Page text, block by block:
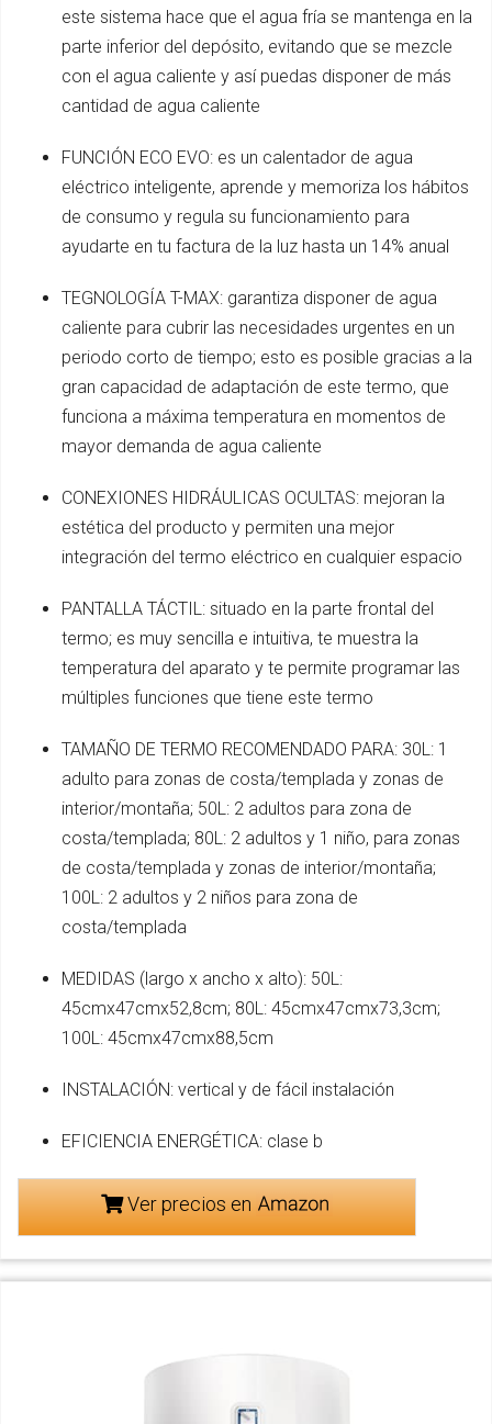
este sistema hace que el agua fría se mantenga en la
parte inferior del depósito, evitando que se mezcle
con el agua caliente y así puedas disponer de más
cantidad de agua caliente
FUNCIÓN ECO EVO: es un calentador de agua
eléctrico inteligente, aprende y memoriza los hábitos
de consumo y regula su funcionamiento para
ayudarte en tu factura de la luz hasta un 14% anual
TEGNOLOGÍA T-MAX: garantiza disponer de agua
caliente para cubrir las necesidades urgentes en un
periodo corto de tiempo; esto es posible gracias a la
gran capacidad de adaptación de este termo, que
funciona a máxima temperatura en momentos de
mayor demanda de agua caliente
CONEXIONES HIDRÁULICAS OCULTAS: mejoran la
estética del producto y permiten una mejor
integración del termo eléctrico en cualquier espacio
PANTALLA TÁCTIL: situado en la parte frontal del
termo; es muy sencilla e intuitiva, te muestra la
temperatura del aparato y te permite programar las
múltiples funciones que tiene este termo
TAMAÑO DE TERMO RECOMENDADO PARA: 30L: 1
adulto para zonas de costa/templada y zonas de
interior/montaña; 50L: 2 adultos para zona de
costa/templada; 80L: 2 adultos y 1 niño, para zonas
de costa/templada y zonas de interior/montaña;
100L: 2 adultos y 2 niños para zona de
costa/templada
MEDIDAS (largo x ancho x alto): 50L:
45cmx47cmx52,8cm; 80L: 45cmx47cmx73,3cm;
100L: 45cmx47cmx88,5cm
INSTALACIÓN: vertical y de fácil instalación
EFICIENCIA ENERGÉTICA: clase b
Ver precios en